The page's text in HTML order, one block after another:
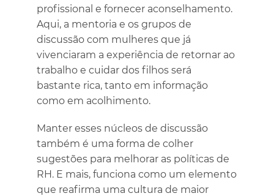
profissional e fornecer aconselhamento.
Aqui, a mentoria e os grupos de
discussão com mulheres que já
vivenciaram a experiência de retornar ao
trabalho e cuidar dos filhos será
bastante rica, tanto em informação
como em acolhimento.
Manter esses núcleos de discussão
também é uma forma de colher
sugestões para melhorar as políticas de
RH. E mais, funciona como um elemento
que reafirma uma cultura de maior